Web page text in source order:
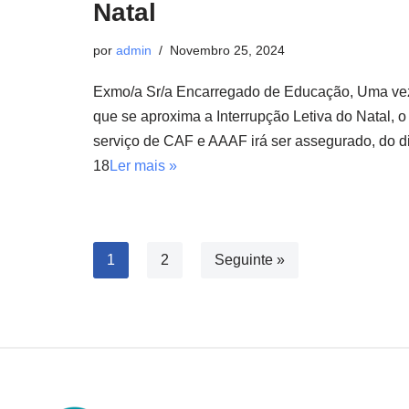
Natal
por admin Novembro 25, 2024
Exmo/a Sr/a Encarregado de Educação, Uma
que se aproxima a Interrupção Letiva do Natal, o
serviço de CAF e AAAF irá ser assegurado, do
18Ler mais »
1 2 Seguinte »